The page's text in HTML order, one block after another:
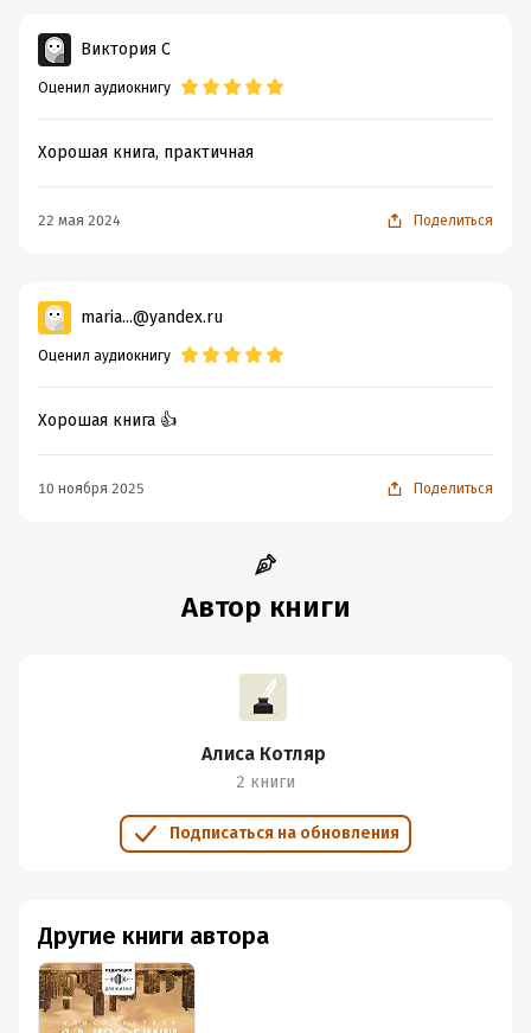
Виктория С
Оценил аудиокнигу
Хорошая книга, практичная
22 мая 2024 Поделиться
maria...@yandex.ru
Оценил аудиокнигу
Хорошая книга 👍
10 ноября 2025 Поделиться
Автор книги
Алиса Котляр
2 книги
Подписаться на обновления
Другие книги автора